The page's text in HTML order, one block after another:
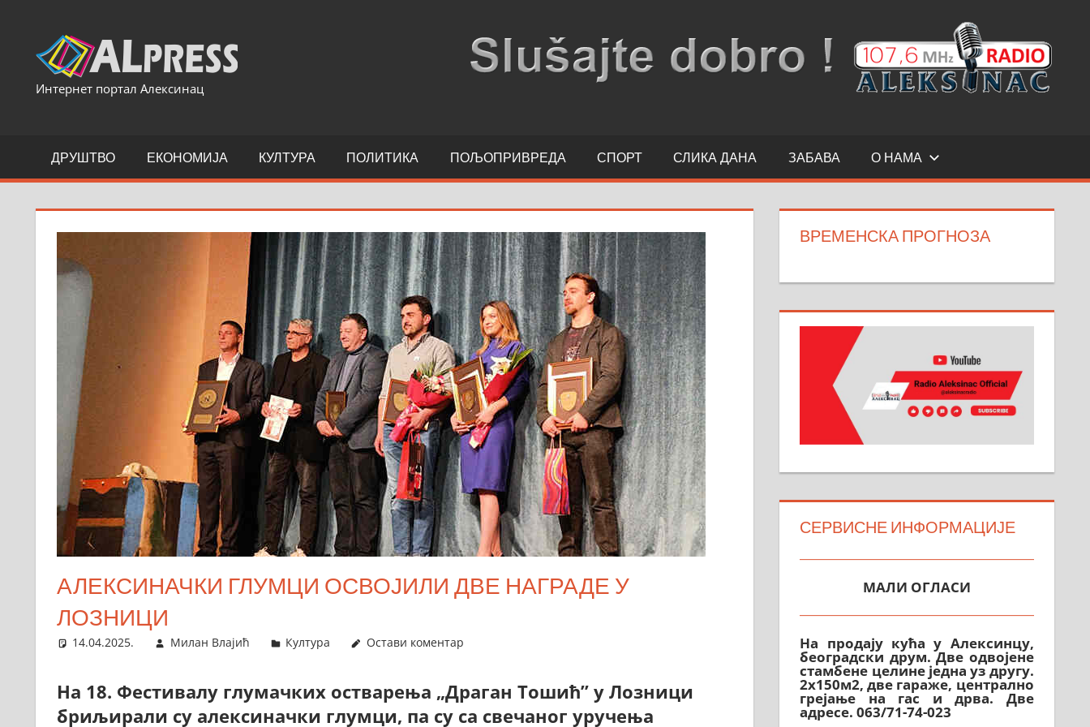
content
Интернет портал Алексинац
ДРУШТВО ЕКОНОМИЈА КУЛТУРА ПОЛИТИКА ПОЉОПРИВРЕДА СПОРТ СЛИКА ДАНА ЗАБАВА О НАМА
АЛЕКСИНАЧКИ ГЛУМЦИ ОСВОЈИЛИ ДВЕ НАГРАДЕ У
ЛОЗНИЦИ
14.04.2025. Милан Влајић Култура Остави коментар
На 18. Фестивалу глумачких остварења „Драган Тошић” у Лозници
бриљирали су алексиначки глумци, па су са свечаног уручења
ВРЕМЕНСКА ПРОГНОЗА
СЕРВИСНЕ ИНФОРМАЦИЈЕ
МАЛИ ОГЛАСИ
На продају кућа у Алексинцу,
стамбене целине једна уз другу.
2х150м2, две гараже, централно
грејање на гас и дрва. Две
адресе. 063/71-74-023